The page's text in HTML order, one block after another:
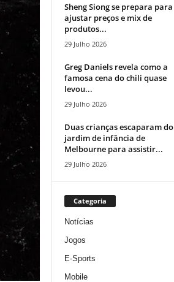
Sheng Siong se prepara para
ajustar preços e mix de
produtos...
29 Julho 2026
Greg Daniels revela como a
famosa cena do chili quase
levou...
29 Julho 2026
Duas crianças escaparam do
jardim de infância de
Melbourne para assistir...
29 Julho 2026
Categoria
Notícias
Jogos
E-Sports
Mobile